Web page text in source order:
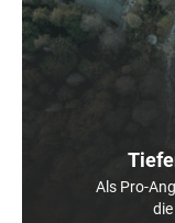
Als Pro-